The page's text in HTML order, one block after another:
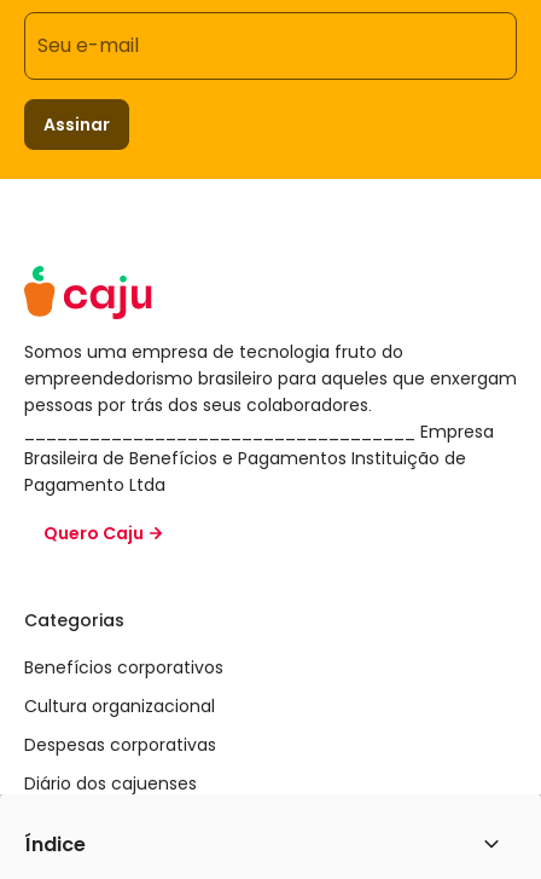
Índice
Seu e-mail
Assinar
Somos uma empresa de tecnologia fruto do
empreendedorismo brasileiro para aqueles que enxergam
pessoas por trás dos seus colaboradores.
____________________________________ Empresa
Brasileira de Benefícios e Pagamentos Instituição de
Pagamento Ltda
Quero Caju
Categorias
Benefícios corporativos
Cultura organizacional
Despesas corporativas
Diário dos cajuenses